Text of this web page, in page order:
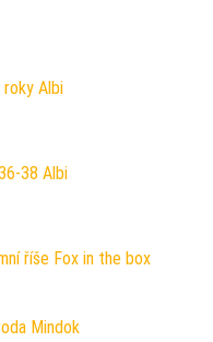
Albi
249 Kč.
38 Albi
499 Kč.
říše Fox in the box
1 499 Kč.
Mindok